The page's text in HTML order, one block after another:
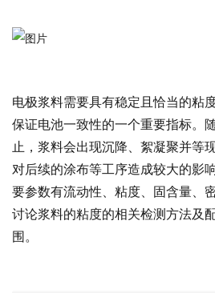
电极浆料需要具有稳定且恰当的粘
保证电池一致性的一个重要指标。
止，浆料会出现沉降、絮凝聚并等
对后续的涂布等工序造成较大的影
要参数有流动性、粘度、固含量、
讨论浆料的粘度的相关检测方法及
围。